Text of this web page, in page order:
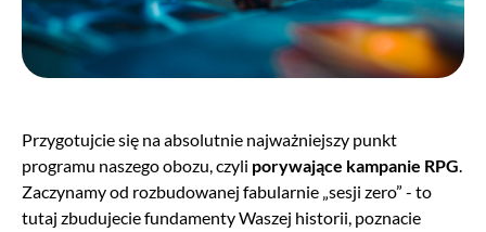
Przygotujcie się na absolutnie najważniejszy punkt
programu naszego obozu, czyli porywające kampanie RPG.
Zaczynamy od rozbudowanej fabularnie „sesji zero” - to
tutaj zbudujecie fundamenty Waszej historii, poznacie